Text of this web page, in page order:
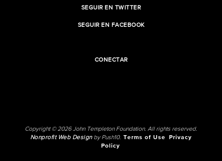
SEGUIR EN TWITTER
SEGUIR EN FACEBOOK
CONECTAR
Copyright © 2026 John Templeton Foundation. All rights reserved.
Nonprofit Web Designby Push10. Terms of Use
Privacy
Policy